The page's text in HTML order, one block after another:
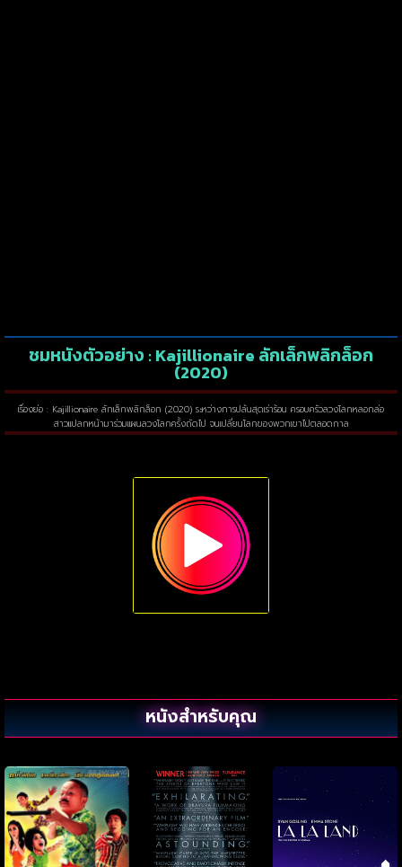
ชมหนังตัวอย่าง : Kajillionaire ลักเล็กพลิกล็อก
(2020)
เรื่องย่อ : Kajillionaire ลักเล็กพลิกล็อก (2020) ระหว่างการปล้นสุดเร่าร้อน ครอบครัวลวงโลกหลอกล่อ
สาวแปลกหน้ามาร่วมแผนลวงโลกครั้งถัดไป จนเปลี่ยนโลกของพวกเขาไปตลอดกาล
หนังสำหรับคุณ